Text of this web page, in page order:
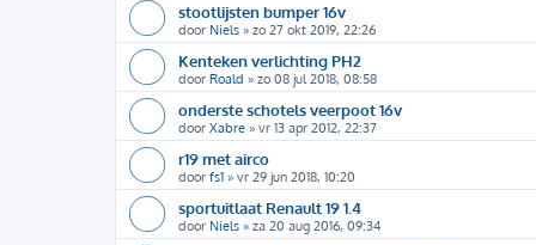
stootlijsten bumper 16v
door Niels » zo 27 okt 2019, 22:26
Kenteken verlichting PH2
door Roald » zo 08 jul 2018, 08:58
onderste schotels veerpoot 16v
door Xabre » vr 13 apr 2012, 22:37
r19 met airco
door fs1 » vr 29 jun 2018, 10:20
sportuitlaat Renault 19 1.4
door Niels » za 20 aug 2016, 09:34